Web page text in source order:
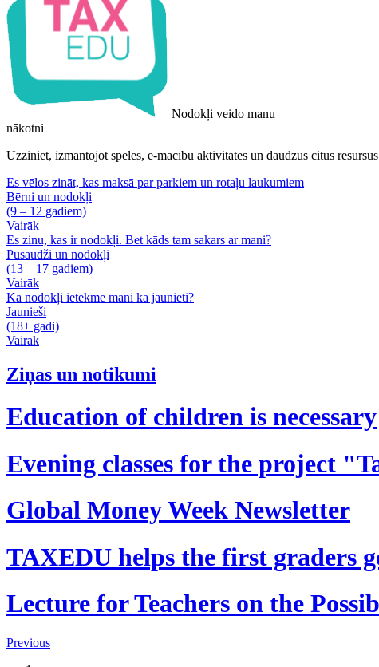
Nodokļi veido manu
nākotni
Uzziniet, izmantojot spēles, e-mācību aktivitātes un daudzus citus
Es vēlos zināt, kas maksā par parkiem un rotaļu laukumiem
Bērni un nodokļi
(9 – 12 gadiem)
Vairāk
Es zinu, kas ir nodokļi. Bet kāds tam sakars ar mani?
Pusaudži un nodokļi
(13 – 17 gadiem)
Vairāk
Kā nodokļi ietekmē mani kā jaunieti?
Jaunieši
(18+ gadi)
Vairāk
Ziņas un notikumi
Education of children is necessary
Evening classes for the project
Global Money Week Newsletter
TAXEDU helps the first graders
Lecture for Teachers on the
Previous